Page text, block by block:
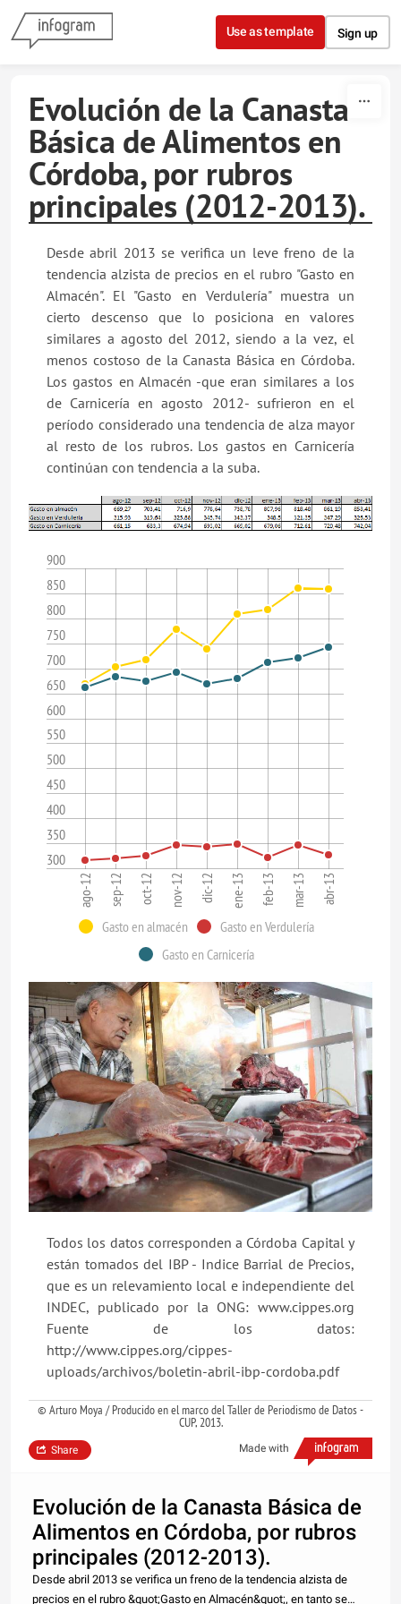
Skip to content
Use as template Sign up
Evolución de la Canasta
Básica de Alimentos en
Córdoba, por rubros
principales (2012-2013).
Desde abril 2013 se verifica un leve freno de la
tendencia alzista de precios en el rubro "Gasto en
Almacén". El "Gasto en Verdulería" muestra un
cierto descenso que lo posiciona en valores
similares a agosto del 2012, siendo a la vez, el
menos costoso de la Canasta Básica en Córdoba.
Los gastos en Almacén -que eran similares a los
de Carnicería en agosto 2012- sufrieron en el
período considerado una tendencia de alza mayor
al resto de los rubros. Los gastos en Carnicería
continúan con tendencia a la suba.
300
350
400
450
500
550
600
650
700
750
800
850
900
ago-12 sep-12 oct-12 nov-12 dic-12 ene-13 feb-13 mar-13 abr-13
Gasto en almacén
Gasto en Verdulería
Gasto en Carnicería
Todos los datos corresponden a Córdoba Capital y
están tomados del IBP - Indice Barrial de Precios,
que es un relevamiento local e independiente del
INDEC, publicado por la ONG: www.cippes.org
Fuente de los datos:
http://www.cippes.org/cippes-
uploads/archivos/boletin-abril-ibp-cordoba.pdf
© Arturo Moya / Producido en el marco del Taller de Periodismo de Datos -
CUP, 2013.
Made with
Share
Evolución de la Canasta Básica de
Alimentos en Córdoba, por rubros
principales (2012-2013).
Desde abril 2013 se verifica un freno de la tendencia alzista de
precios en el rubro &quot;Gasto en Almacén&quot;, en tanto se